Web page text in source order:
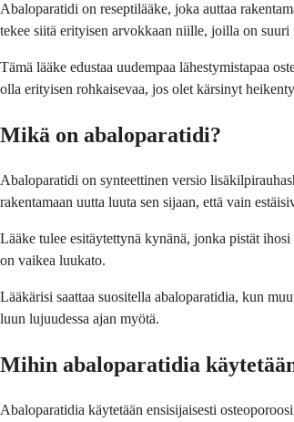
Abaloparatidi on reseptilääke, joka auttaa
tekee siitä erityisen arvokkaan niille, joilla on suuri
Tämä lääke edustaa uudempaa lähestymistapaa
olla erityisen rohkaisevaa, jos olet kärsinyt
Mikä on abaloparatidi?
Abaloparatidi on synteettinen versio
rakentamaan uutta luuta sen sijaan, että vain
Lääke tulee esitäytettynä kynänä, jonka pistät
on vaikea luukato.
Lääkärisi saattaa suositella abaloparatidia, kun
luun lujuudessa ajan myötä.
Mihin abaloparatidia
Abaloparatidia käytetään ensisijaisesti